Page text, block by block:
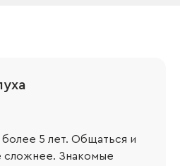
5 лет. Общаться и
сложнее. Знакомые